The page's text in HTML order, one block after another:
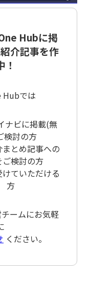
Hubに掲
介記事を作
！
Hubでは
ナビに掲載(無
検討の方
まとめ記事への
ご検討の方
けていただける
方
ームにお気軽
ください。